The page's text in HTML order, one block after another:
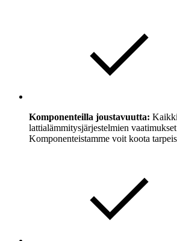
Komponenteilla joustavuutta:
lattialämmitysjärjestelmien
Komponenteistamme voit koota